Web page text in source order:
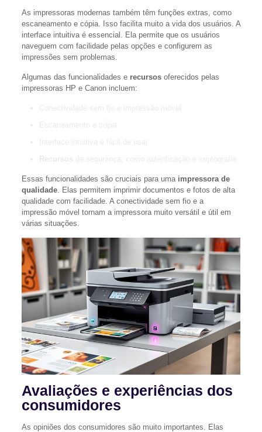
As impressoras modernas também têm funções extras, como
escaneamento e cópia. Isso facilita muito a vida dos usuários. A
interface intuitiva é essencial. Ela permite que os usuários
naveguem com facilidade pelas opções e configurem as
impressões sem problemas.
Algumas das funcionalidades e recursosoferecidos pelas
impressoras HP e Canon incluem:
Essas funcionalidades são cruciais para uma impressora de
qualidade. Elas permitem imprimir documentos e fotos de alta
qualidade com facilidade. A conectividade sem fio e a
impressão móvel tornam a impressora muito versátil e útil em
várias situações.
Avaliações e experiências dos
consumidores
As opiniões dos consumidores são muito importantes. Elas